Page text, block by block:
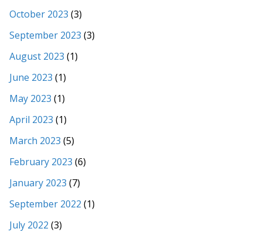
October 2023 (3)
September 2023 (3)
August 2023 (1)
June 2023 (1)
May 2023 (1)
April 2023 (1)
March 2023 (5)
February 2023 (6)
January 2023 (7)
September 2022 (1)
July 2022 (3)